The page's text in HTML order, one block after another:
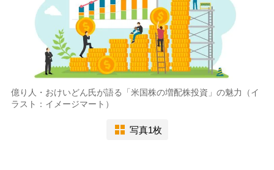
億り人・おけいどん氏が語る「米国株の増配株投資」の魅力（イ
ラスト：イメージマート）
写真1枚